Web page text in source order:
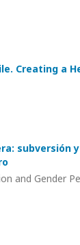
Creating a
subversión
and Gender